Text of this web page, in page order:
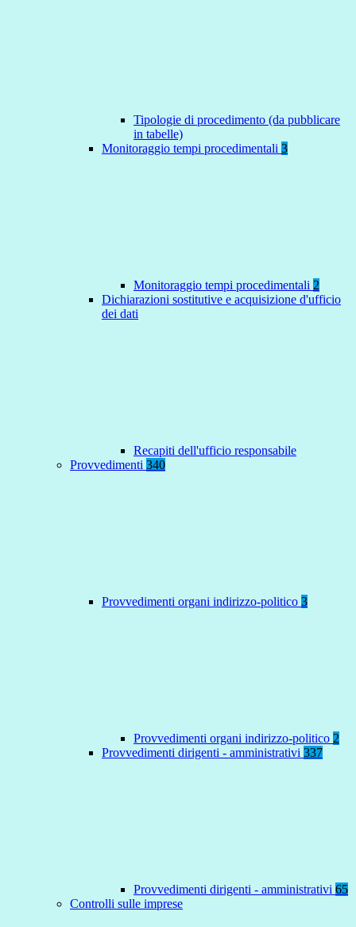
Tipologie di procedimento (da pubblicare
in tabelle)
Monitoraggio tempi procedimentali 3
Monitoraggio tempi procedimentali 2
Dichiarazioni sostitutive e acquisizione d'ufficio
dei dati
Recapiti dell'ufficio responsabile
Provvedimenti 340
Provvedimenti organi indirizzo-politico 3
Provvedimenti organi indirizzo-politico 2
Provvedimenti dirigenti - amministrativi 337
Provvedimenti dirigenti - amministrativi 65
Controlli sulle imprese